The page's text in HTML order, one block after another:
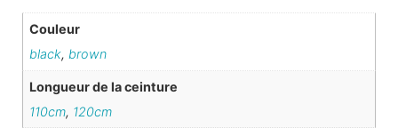
Couleur
black, brown
Longueur de la ceinture
110cm, 120cm